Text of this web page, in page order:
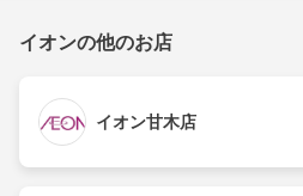
イオンの他のお店
イオン甘木店